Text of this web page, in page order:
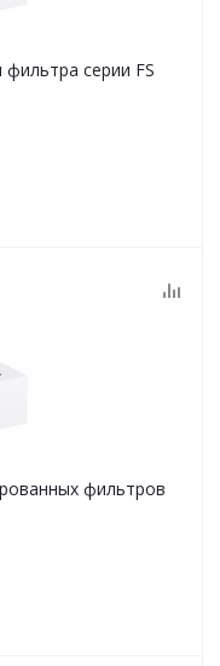
серии FS
фильтров